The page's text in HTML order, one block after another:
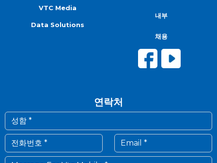
VTC Media
Data Solutions
내부
채용
연락처